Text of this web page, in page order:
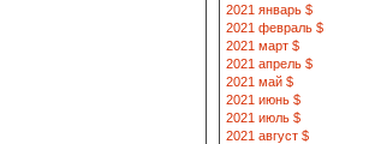
2021 январь $
2021 февраль $
2021 март $
2021 апрель $
2021 май $
2021 июнь $
2021 июль $
2021 август $